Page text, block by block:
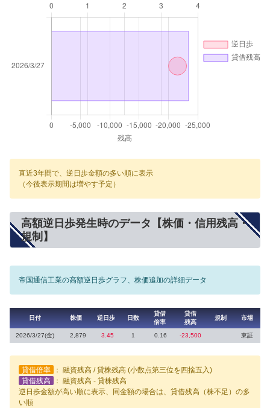
直近3年間で、逆日歩金額の多い順に表示
（今後表示期間は増やす予定）
高額逆日歩発生時のデータ【株価・信用残高・
規制】
帝国通信工業の高額逆日歩グラフ、株価追加の詳細データ
日付 株価 逆日歩 日数
貸借
倍率
貸借
残高
規制 市場
2026/3/27(金) 2,879 3.45 1 0.16 -23,500 東証
貸借倍率
： 融資残高 / 貸株残高 (小数点第三位を四捨五入)
貸借残高
： 融資残高 - 貸株残高
逆日歩金額が高い順に表示、同金額の場合は、貸借残高（株不足）の多
い順